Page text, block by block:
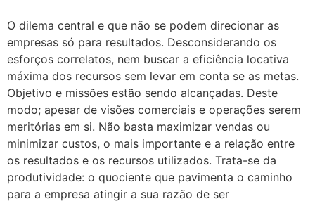
O dilema central e que não se podem direcionar as
empresas só para resultados. Desconsiderando os
esforços correlatos, nem buscar a eficiência locativa
máxima dos recursos sem levar em conta se as metas.
Objetivo e missões estão sendo alcançadas. Deste
modo; apesar de visões comerciais e operações serem
meritórias em si. Não basta maximizar vendas ou
minimizar custos, o mais importante e a relação entre
os resultados e os recursos utilizados. Trata-se da
produtividade: o quociente que pavimenta o caminho
para a empresa atingir a sua razão de ser